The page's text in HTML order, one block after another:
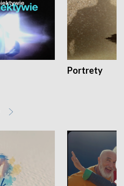
Portrety